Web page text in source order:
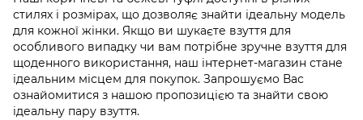
стилях і розмірах, що дозволяє знайти ідеальну модель
для кожної жінки. Якщо ви шукаєте взуття для
особливого випадку чи вам потрібне зручне взуття для
щоденного використання, наш інтернет-магазин стане
ідеальним місцем для покупок. Запрошуємо Вас
ознайомитися з нашою пропозицією та знайти свою
ідеальну пару взуття.